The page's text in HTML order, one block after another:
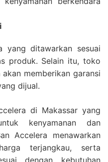
yang ditawarkan sesuai
produk. Selain itu, toko
memberikan garansi
dijual.
di Makassar yang
kenyamanan dan
Accelera menawarkan
terjangkau, serta
dengan kebutuhan